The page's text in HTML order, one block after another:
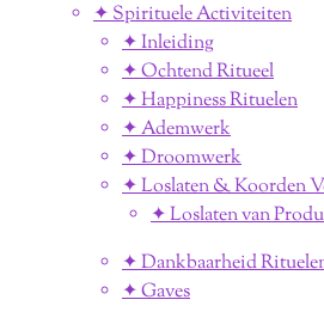
✦ Spirituele Activiteiten
✦ Inleiding
✦ Ochtend Ritueel
✦ Happiness Rituelen
✦ Ademwerk
✦ Droomwerk
✦ Loslaten & Koorden
✦ Loslaten van
✦ Dankbaarheid
✦ Gaves